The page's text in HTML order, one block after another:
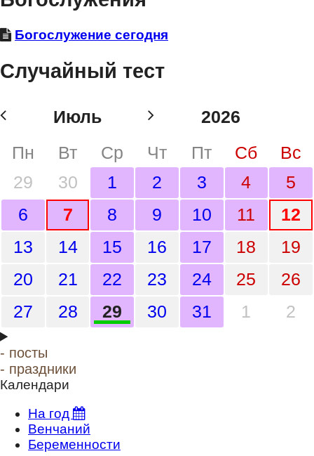
Богослужение сегодня
Случайный тест
Январь
Февраль
Март
Апрель
Май
Июнь
Сентябрь
Июль
2024
2025
2026
2027
2028
2026
Пн
Вт Ср Чт Пт Сб
Вс
29
30 1 2 3 4
5
6
7 8 9 10 11
12
13
14 15 16 17 18
19
20
21 22 23 24 25
26
27
28 29 30 31 1 2
- посты
- праздники
Календари
На год
Венчаний
Беременности